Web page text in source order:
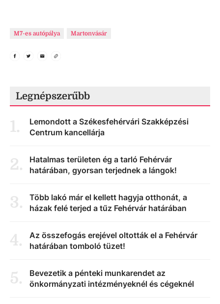
M7-es autópálya Martonvásár
Legnépszerűbb
1.
Lemondott a Székesfehérvári Szakképzési
Centrum kancellárja
2.
Hatalmas területen ég a tarló Fehérvár
határában, gyorsan terjednek a lángok!
3.
Több lakó már el kellett hagyja otthonát, a
házak felé terjed a tűz Fehérvár határában
4.
Az összefogás erejével oltották el a Fehérvár
határában tomboló tüzet!
5.
Bevezetik a pénteki munkarendet az
önkormányzati intézményeknél és cégeknél